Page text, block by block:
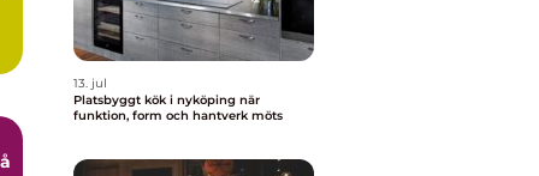
13. jul
Platsbyggt kök i nyköping när
funktion, form och hantverk möts